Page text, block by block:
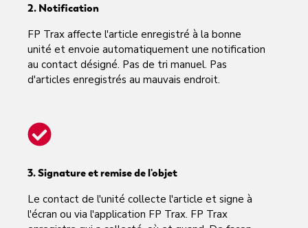
2. Notification
FP Trax affecte l'article enregistré à la bonne
unité et envoie automatiquement une notification
au contact désigné. Pas de tri manuel. Pas
d'articles enregistrés au mauvais endroit.
3. Signature et remise de l'objet
Le contact de l'unité collecte l'article et signe à
l'écran ou via l'application FP Trax. FP Trax